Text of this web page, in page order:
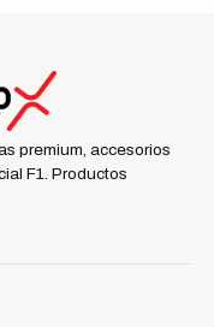
premium, accesorios
F1. Productos